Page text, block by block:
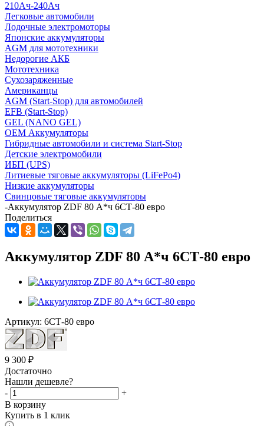
210Ач-240Ач
Легковые автомобили
Лодочные электромоторы
Японские аккумуляторы
AGM для мототехники
Недорогие АКБ
Мототехника
Сухозаряженные
Американцы
AGM (Start-Stop) для автомобилей
EFB (Start-Stop)
GEL (NANO GEL)
OEM Аккумуляторы
Гибридные автомобили и система Start-Stop
Детские электромобили
ИБП (UPS)
Литиевые тяговые аккумуляторы (LiFePo4)
Низкие аккумуляторы
Свинцовые тяговые аккумуляторы
-Аккумулятор ZDF 80 А*ч 6СТ-80 евро
Поделиться
Аккумулятор ZDF 80 А*ч 6СТ-80 евро
Артикул: 6СТ-80 евро
9 300 ₽
Достаточно
Нашли дешевле?
-
+
В корзину
Купить в 1 клик